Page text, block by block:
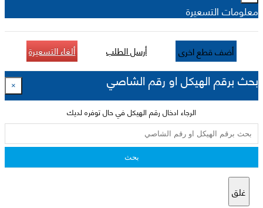
معلومات التسعيرة
أضف قطع اخرى أرسل الطلب ألغاء التسعيرة
بحث برقم الهيكل او رقم الشاصي ×
الرجاء ادخال رقم الهيكل في حال توفره لديك
بحث
غلق